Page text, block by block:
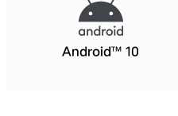
Android™ 10